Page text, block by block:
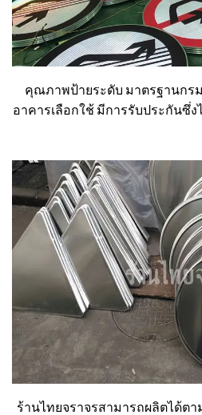
คุณภาพป้ายระดับ มาตรฐานกร
อาคารเลือกใช้ มีการรับประกันซึ่
ร้านไทยจราจรสามารถผลิตได้ต